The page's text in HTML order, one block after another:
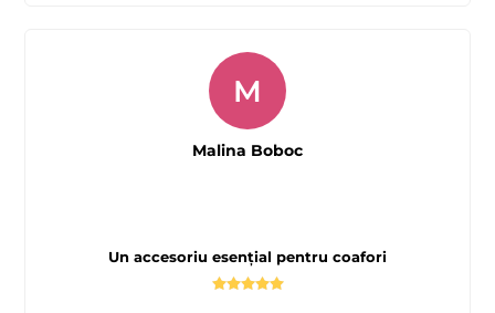
Un accesoriu esențial pentru coafori
M
Malina Boboc